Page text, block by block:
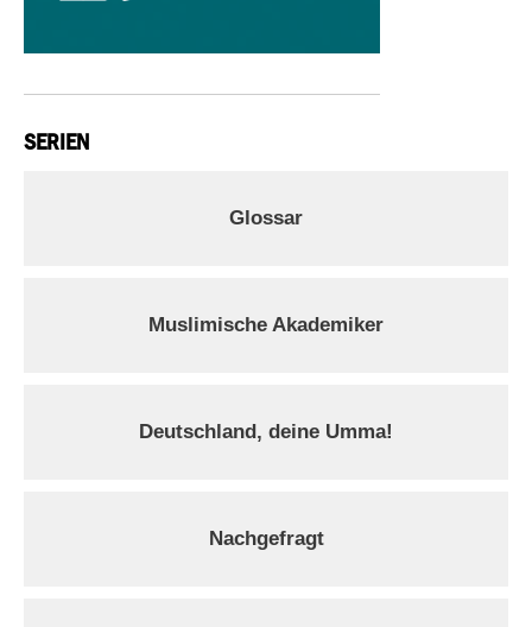
SERIEN
Glossar
Muslimische Akademiker
Deutschland, deine Umma!
Nachgefragt